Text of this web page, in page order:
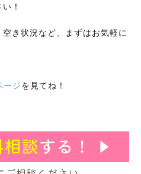
！
き状況など、まずはお気軽に
ージを見てね！